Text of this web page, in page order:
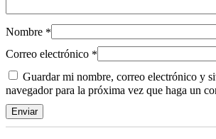
Nombre *
Correo electrónico *
Guardar mi nombre, correo electrónico y
navegador para la próxima vez que haga un